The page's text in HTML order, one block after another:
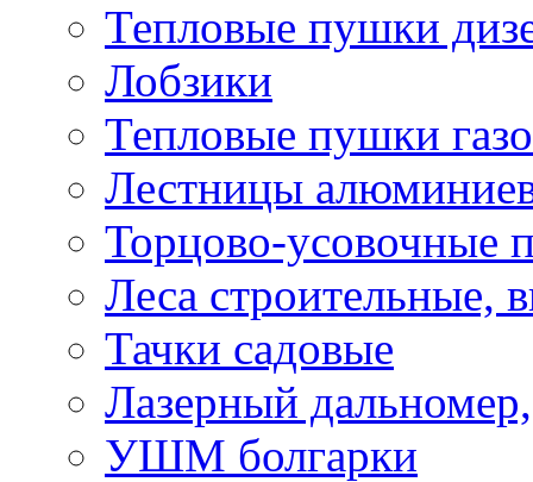
Тепловые пушки
Лобзики
Тепловые пушки
Лестницы
Торцово-усовочные
Леса строительные,
Тачки садовые
Лазерный дальномер,
УШМ болгарки